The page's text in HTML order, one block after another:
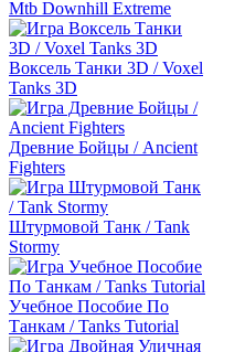
Mtb Downhill Extreme
Воксель Танки 3D / Voxel
Tanks 3D
Древние Бойцы / Ancient
Fighters
Штурмовой Танк / Tank
Stormy
Учебное Пособие По
Танкам / Tanks Tutorial